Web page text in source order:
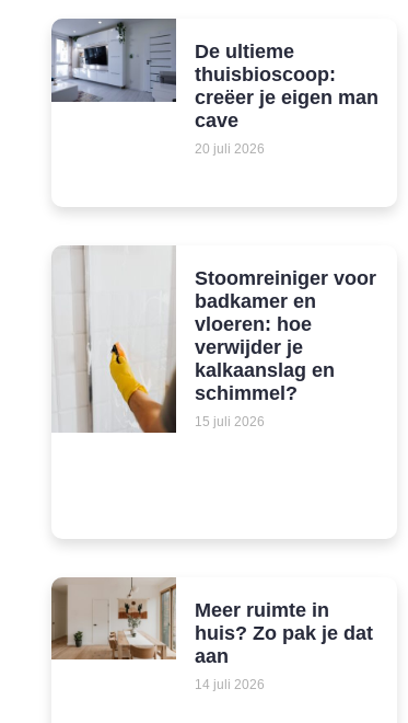
De ultieme
thuisbioscoop:
creëer je eigen man
cave
20 juli 2026
Stoomreiniger voor
badkamer en
vloeren: hoe
verwijder je
kalkaanslag en
schimmel?
15 juli 2026
Meer ruimte in
huis? Zo pak je dat
aan
14 juli 2026